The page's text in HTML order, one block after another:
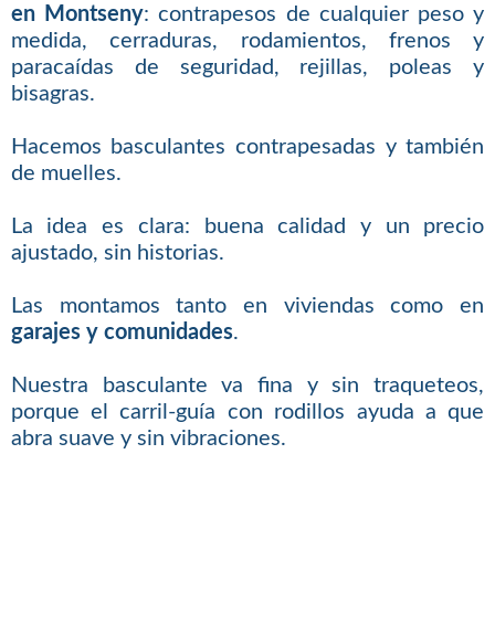
en Montseny: contrapesos de cualquier peso y
medida, cerraduras, rodamientos, frenos y
paracaídas de seguridad, rejillas, poleas y
bisagras.
Hacemos basculantes contrapesadas y también
de muelles.
La idea es clara: buena calidad y un precio
ajustado, sin historias.
Las montamos tanto en viviendas como en
garajes y comunidades.
Nuestra basculante va fina y sin traqueteos,
porque el carril-guía con rodillos ayuda a que
abra suave y sin vibraciones.